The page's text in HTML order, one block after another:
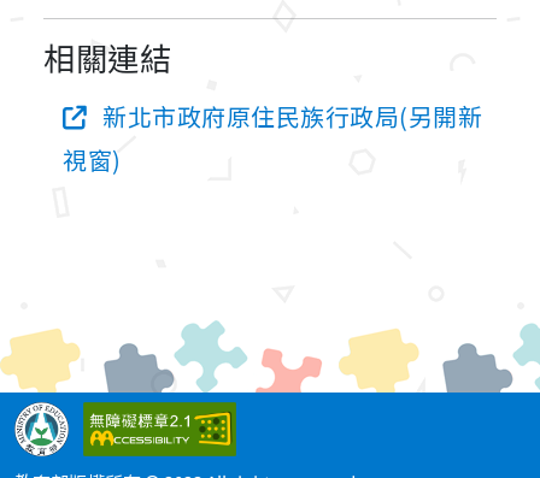
相關連結
新北市政府原住民族行政局(另開新
視窗)